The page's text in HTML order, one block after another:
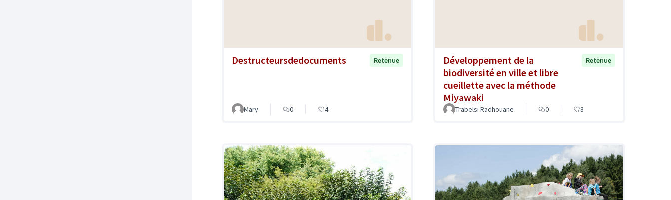
Destructeursdedocuments Retenue
Mary 0 4
Développement de la
biodiversité en ville et libre
cueillette avec la méthode
Miyawaki
Retenue
Trabelsi Radhouane 0 8